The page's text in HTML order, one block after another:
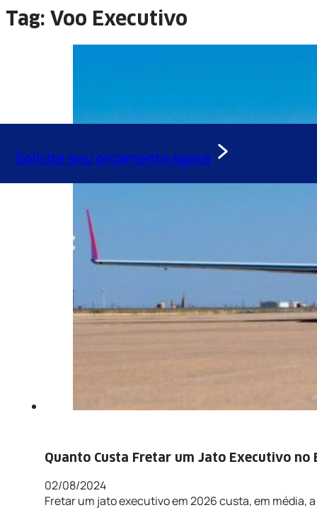
Solicite seu orçamento agora
Tag: Voo Executivo
Quanto Custa Fretar um Jato Executivo no
02/08/2024
Fretar um jato executivo em 2026 custa, em média,